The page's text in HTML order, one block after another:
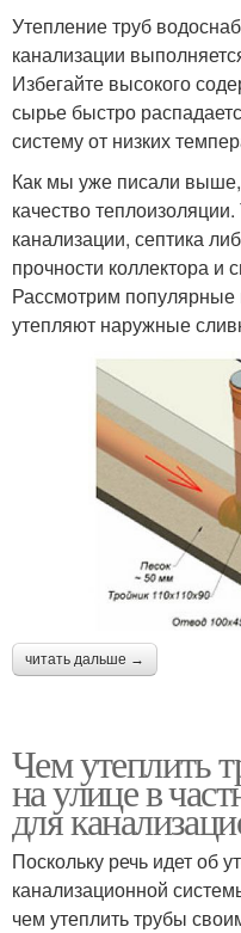
Утепление труб
канализации
Избегайте высокого
сырье быстро
систему от низких
Как мы уже писали
качество
канализации, септика
прочности коллектора и
Рассмотрим
утепляют наружные
читать дальше →
Чем утеплить
на улице в
для
Поскольку речь идет об
канализационной
чем утеплить трубы